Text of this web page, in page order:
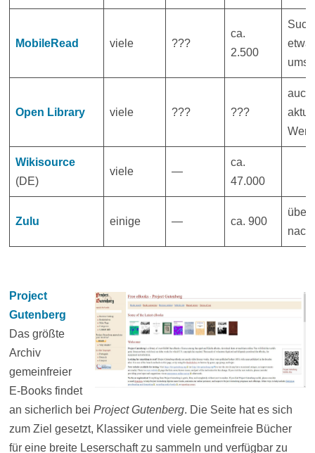
MobileRead viele ???
ca.
2.500
Open Library viele ??? ???
auch
Wikisource
(DE)
viele —
ca.
47.000
Zulu einige — ca. 900
nach
Project
Gutenberg
Das größte
Archiv
gemeinfreier
E-Books findet
an sicherlich bei Project Gutenberg. Die Seite hat es sich
zum Ziel gesetzt, Klassiker und viele gemeinfreie Bücher
für eine breite Leserschaft zu sammeln und verfügbar zu